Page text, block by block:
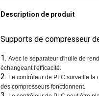
Description de produit
Supports de compresseur
1. Avec le séparateur d'huile de
échangeant l'efficacité.
2. Le contrôleur de PLC surveille la
des compresseurs fonctionnent.